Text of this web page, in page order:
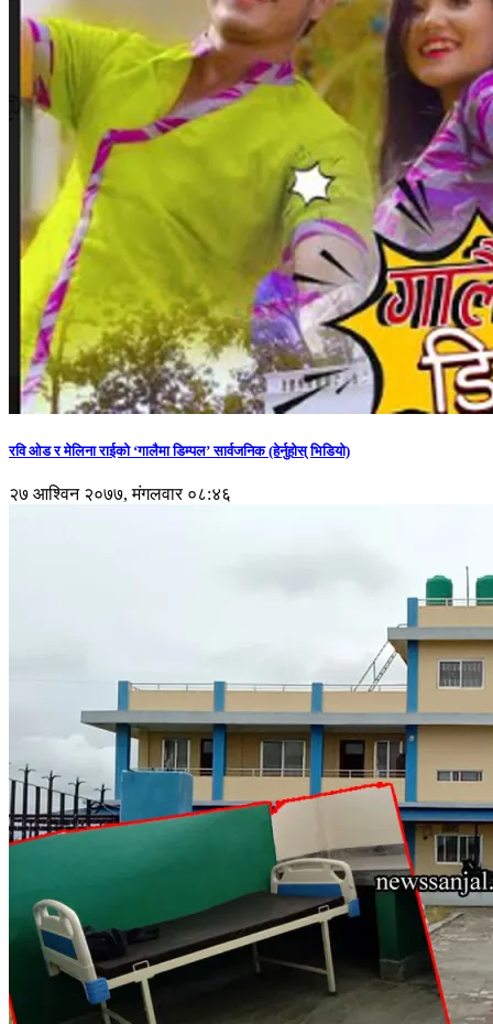
रवि ओड र मेलिना राईको ‘गालैमा डिम्पल’ सार्वजनिक (हेर्नुहोस् भिडियो)
२७ आश्विन २०७७, मंगलवार ०८:४६